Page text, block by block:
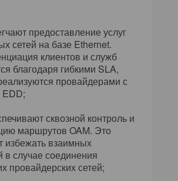
предоставление услуг
сетей на базе Ethernet.
клиентов и служб
благодаря гибкими SLA,
провайдерами с
сквозной контроль и
маршрутов OAM. Это
избежать взаимных
в случае соединения
провайдерских сетей;